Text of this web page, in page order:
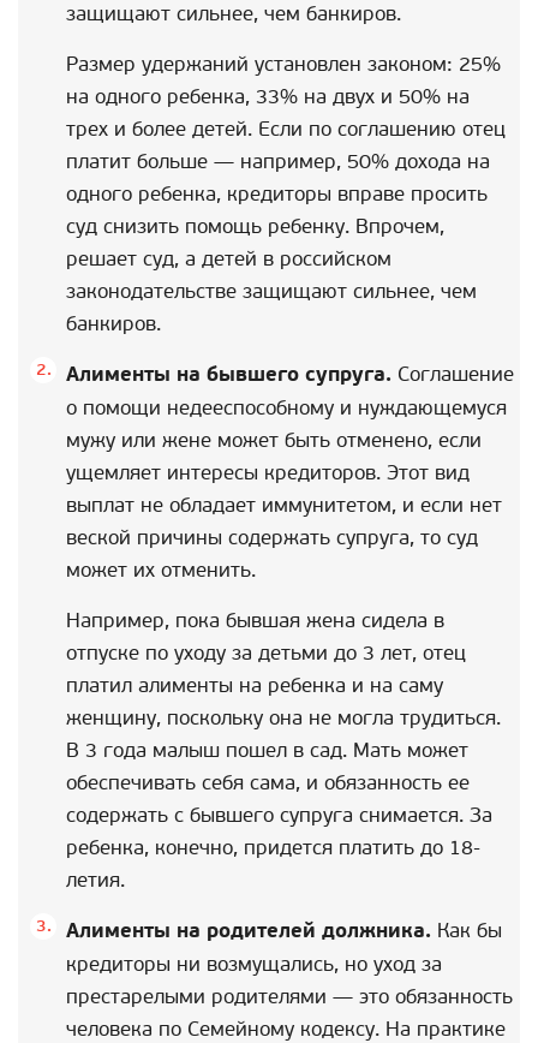
защищают сильнее, чем банкиров.
Размер удержаний установлен законом: 25%
на одного ребенка, 33% на двух и 50% на
трех и более детей. Если по соглашению отец
платит больше — например, 50% дохода на
одного ребенка, кредиторы вправе просить
суд снизить помощь ребенку. Впрочем,
решает суд, а детей в российском
законодательстве защищают сильнее, чем
банкиров.
Алименты на бывшего супруга. Соглашение
о помощи недееспособному и нуждающемуся
мужу или жене может быть отменено, если
ущемляет интересы кредиторов. Этот вид
выплат не обладает иммунитетом, и если нет
веской причины содержать супруга, то суд
может их отменить.
Например, пока бывшая жена сидела в
отпуске по уходу за детьми до 3 лет, отец
платил алименты на ребенка и на саму
женщину, поскольку она не могла трудиться.
В 3 года малыш пошел в сад. Мать может
обеспечивать себя сама, и обязанность ее
содержать с бывшего супруга снимается. За
ребенка, конечно, придется платить до 18-
летия.
Алименты на родителей должника. Как бы
кредиторы ни возмущались, но уход за
престарелыми родителями — это обязанность
человека по Семейному кодексу. На практике